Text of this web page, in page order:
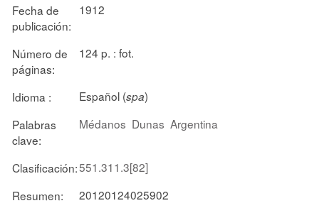
Fecha de
publicación:
1912
Número de
páginas:
124 p. : fot.
Idioma : Español (spa)
Palabras
clave:
Médanos Dunas Argentina
Clasificación:551.311.3[82]
Resumen:
20120124025902